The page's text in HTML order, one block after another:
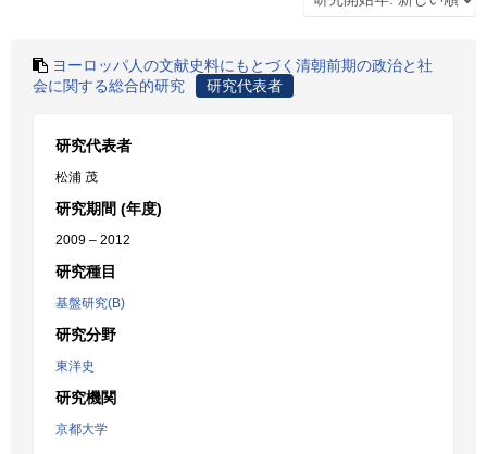
ヨーロッパ人の文献史料にもとづく清朝前期の政治と社
会に関する総合的研究
研究代表者
研究代表者
松浦 茂
研究期間 (年度)
2009 – 2012
研究種目
基盤研究(B)
研究分野
東洋史
研究機関
京都大学